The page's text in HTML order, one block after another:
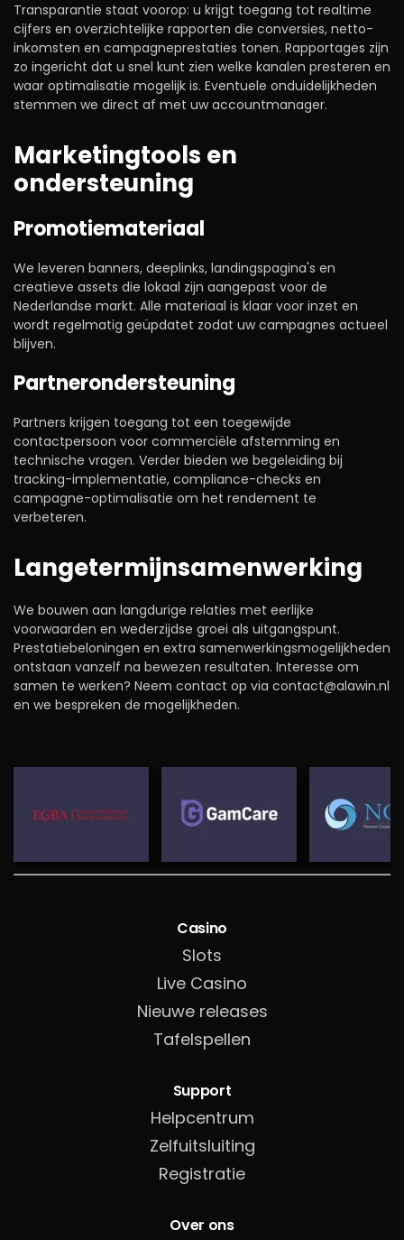
Transparantie staat voorop: u krijgt toegang tot realtime
cijfers en overzichtelijke rapporten die conversies, netto-
inkomsten en campagneprestaties tonen. Rapportages zijn
zo ingericht dat u snel kunt zien welke kanalen presteren en
waar optimalisatie mogelijk is. Eventuele onduidelijkheden
stemmen we direct af met uw accountmanager.
Marketingtools en
ondersteuning
Promotiemateriaal
We leveren banners, deeplinks, landingspagina's en
creatieve assets die lokaal zijn aangepast voor de
Nederlandse markt. Alle materiaal is klaar voor inzet en
wordt regelmatig geüpdatet zodat uw campagnes actueel
blijven.
Partnerondersteuning
Partners krijgen toegang tot een toegewijde
contactpersoon voor commerciële afstemming en
technische vragen. Verder bieden we begeleiding bij
tracking-implementatie, compliance-checks en
campagne-optimalisatie om het rendement te
verbeteren.
Langetermijnsamenwerking
We bouwen aan langdurige relaties met eerlijke
voorwaarden en wederzijdse groei als uitgangspunt.
Prestatiebeloningen en extra samenwerkingsmogelijkheden
ontstaan vanzelf na bewezen resultaten. Interesse om
samen te werken? Neem contact op via contact@alawin.nl
en we bespreken de mogelijkheden.
Casino
Slots
Live Casino
Nieuwe releases
Tafelspellen
Support
Helpcentrum
Zelfuitsluiting
Registratie
Over ons